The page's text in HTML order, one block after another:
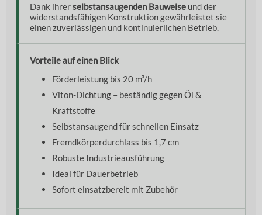
Dank ihrerselbstansaugenden Bauweise und der
widerstandsfähigen Konstruktion gewährleistet sie
einen zuverlässigen und kontinuierlichen Betrieb.
Vorteile auf einen Blick
Förderleistung bis 20 m³/h
Viton-Dichtung – beständig gegen Öl &
Kraftstoffe
Selbstansaugend für schnellen Einsatz
Fremdkörperdurchlass bis 1,7 cm
Robuste Industrieausführung
Ideal für Dauerbetrieb
Sofort einsatzbereit mit Zubehör